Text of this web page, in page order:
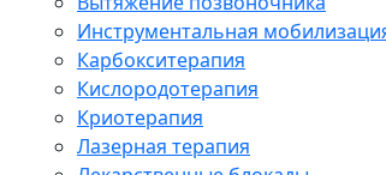
Инструментальная
Карбокситерапия
Кислородотерапия
Криотерапия
Лазерная терапия